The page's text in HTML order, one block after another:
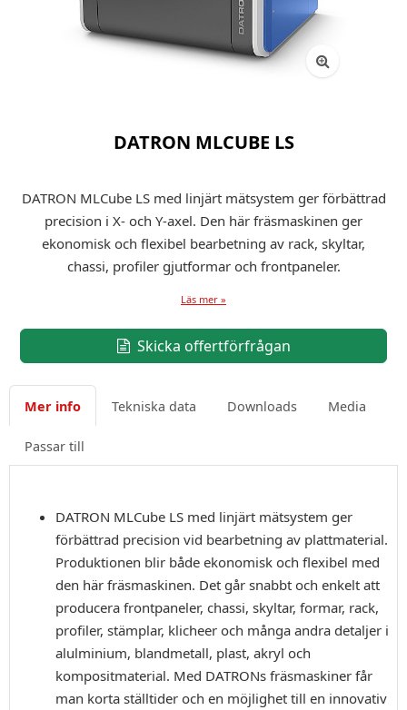
DATRON MLCUBE LS
DATRON MLCube LS med linjärt mätsystem ger förbättrad
precision i X- och Y-axel. Den här fräsmaskinen ger
ekonomisk och flexibel bearbetning av rack, skyltar,
chassi, profiler gjutformar och frontpaneler.
Läs mer »
Skicka offertförfrågan
Mer info Tekniska data Downloads Media
Passar till
DATRON MLCube LS med linjärt mätsystem ger
förbättrad precision vid bearbetning av plattmaterial.
Produktionen blir både ekonomisk och flexibel med
den här fräsmaskinen. Det går snabbt och enkelt att
producera frontpaneler, chassi, skyltar, formar, rack,
profiler, stämplar, klicheer och många andra detaljer i
alulminium, blandmetall, plast, akryl och
kompositmaterial. Med DATRONs fräsmaskiner får
man korta ställtider och en möjlighet till en innovativ